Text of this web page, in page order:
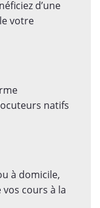
d’une
votre
natifs
à domicile,
cours à la